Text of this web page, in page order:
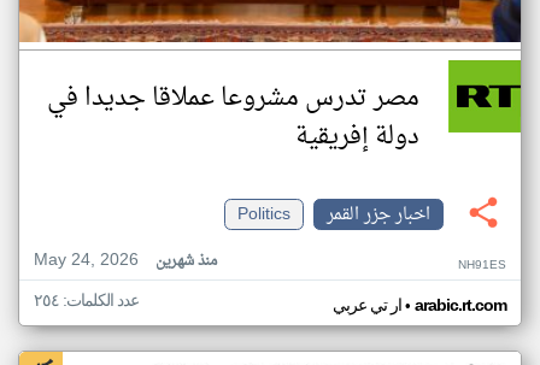
مصر تدرس مشروعا عملاقا جديدا في
دولة إفريقية
اخبار جزر القمر
Politics
May 24, 2026
منذ شهرين NH91ES
ار تي عربي• arabic.rt.com عدد الكلمات: ٢٥٤